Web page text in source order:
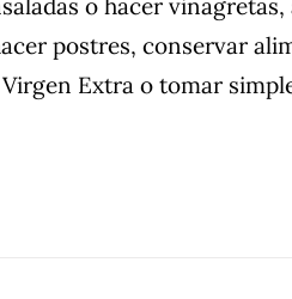
o hacer
postres, conservar
Extra o tomar